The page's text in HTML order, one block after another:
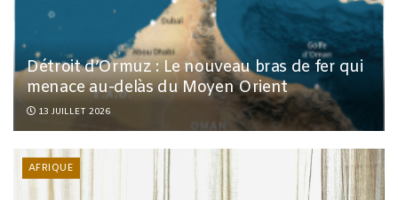
Détroit d’Ormuz : Le nouveau bras de fer qui
menace au-delàs du Moyen Orient
13 JUILLET 2026
AFRIQUE